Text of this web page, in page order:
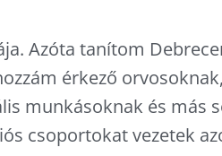
Azóta tanítom
érkező orvosoknak,
munkásoknak és más
csoportokat vezetek